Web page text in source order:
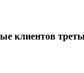
клиентов